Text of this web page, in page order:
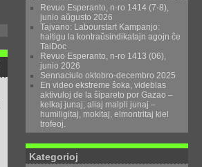
Revuo Esperanto, n-ro 1414 (7-8),
junio aŭgusto 2026
Tajvano: Labourstart Kampanjo:
haltigu la kontraŭsindikatajn agojn ĉe
TaiDoc
Revuo Esperanto, n-ro 1413 (06),
junio 2026
Sennaciulo oktobro-decembro 2025
En video ekstreme ŝoka, videblas
aktivuloj de la ŝipareto por Gazao –
kelkaj junaj, aliaj malpli junaj –
humiligitaj, mokitaj, elmontritaj kiel
trofeoj.
Kategorioj